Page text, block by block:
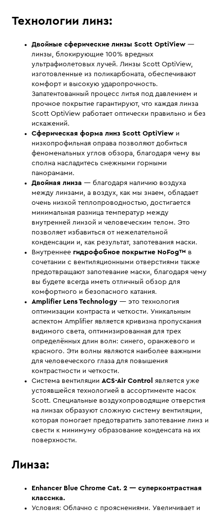
Технологии линз:
Двойные сферические линзы Scott OptiView —
линзы, блокирующие 100% вредных
ультрафиолетовых лучей. Линзы Scott OptiView,
изготовленные из поликарбоната, обеспечивают
комфорт и высокую ударопрочность.
Запатентованный процесс литья под давлением и
прочное покрытие гарантируют, что каждая линза
Scott OptiView работает оптически правильно и без
искажений.
Сферическая форма линз Scott OptiView и
низкопрофильная оправа позволяют добиться
феноменальных углов обзора, благодаря чему вы
сполна насладитесь снежными горными
панорамами.
Двойная линза — благодаря наличию воздуха
между линзами, а воздух, как мы знаем, обладает
очень низкой теплопроводностью, достигается
минимальная разница температур между
внутренней линзой и человеческим телом. Это
позволяет избавиться от нежелательной
конденсации и, как результат, запотевания маски.
Внутреннее гидрофобное покрытие NoFog™ в
сочетании с вентиляционными отверстиями также
предотвращают запотевание маски, благодаря чему
вы будете всегда иметь отличный обзор для
комфортного и безопасного катания.
Amplifier Lens Technology — это технология
оптимизации контраста и четкости. Уникальным
аспектом Amplifier является кривизна пропускания
видимого света, оптимизированная для трех
определённых длин волн: синего, оранжевого и
красного. Эти волны являются наиболее важными
для человеческого глаза для повышения
контрастности и четкости.
Система вентиляции ACS-Air Control
является уже
устоявшейся технологией в ассортименте масок
Scott. Специальные воздухопроводящие отверстия
на линзах образуют сложную систему вентиляции,
которая помогает предотвратить запотевание линз и
свести к минимуму образование конденсата на их
поверхности.
Линза:
Enhancer Blue Chrome Cat. 2 — суперконтрастная
классика.
Условия: Облачно с прояснениями. Увеличивает и